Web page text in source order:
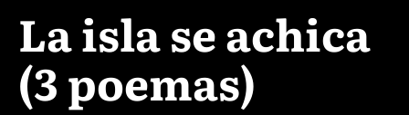
La isla se achica
(3 poemas)